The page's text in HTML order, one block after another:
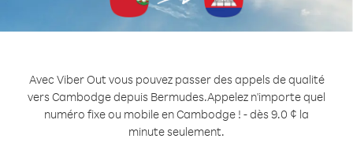
Avec Viber Out vous pouvez passer des appels de qualité
vers Cambodge depuis Bermudes.Appelez n'importe quel
numéro fixe ou mobile en Cambodge ! - dès 9.0 ¢ la
minute seulement.